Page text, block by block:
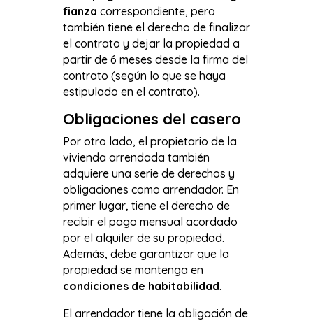
fianza correspondiente, pero
también tiene el derecho de finalizar
el contrato y dejar la propiedad a
partir de 6 meses desde la firma del
contrato (según lo que se haya
estipulado en el contrato).
Obligaciones del casero
Por otro lado, el propietario de la
vivienda arrendada también
adquiere una serie de derechos y
obligaciones como arrendador. En
primer lugar, tiene el derecho de
recibir el pago mensual acordado
por el alquiler de su propiedad.
Además, debe garantizar que la
propiedad se mantenga en
condiciones de habitabilidad.
El arrendador tiene la obligación de